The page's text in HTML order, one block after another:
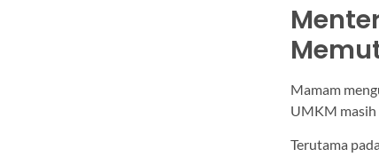
Mamam
UMKM masih
Terutama